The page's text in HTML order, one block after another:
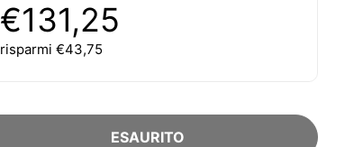
€131,25
risparmi €43,75
ESAURITO